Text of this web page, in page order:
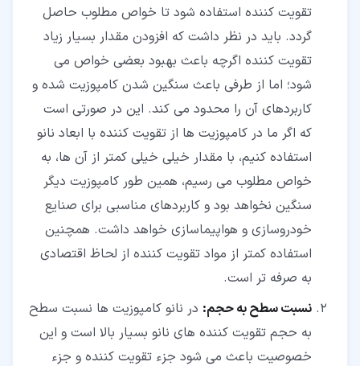
تقویت کننده استفاده شود تا خواص مطلوب حاصل
گردد. باید در نظر داشت که افزودن مقدار بسیار زیاد
تقویت کننده اگرچه باعث بهبود بعضی خواص می
شود؛ اما از طرفی باعث سنگین شدن کامپوزیت شده و
کاربردهای آن را محدود می کند. این در صورتی است
که اگر ما در کامپوزیت ها از تقویت کننده با ابعاد نانو
استفاده کنیم، با مقدار خیلی خیلی کمتر از آن ها، به
خواص مطلوب می رسیم، همین طور کامپوزیت دیگر
سنگین نخواهد بود و کاربردهای مناسبی برای صنایع
خودروسازی و هواپیماسازی خواهد داشت. همچنین
استفاده کمتر از مواد تقویت کننده از لحاظ اقتصادی
به صرفه تر است.
نسبت سطح به حجم: در نانو کامپوزیت ها نسبت سطح
به حجم تقویت کننده های نانو بسیار بالا است و این
خصوصیت باعث می شود جزء تقویت کننده و جزء